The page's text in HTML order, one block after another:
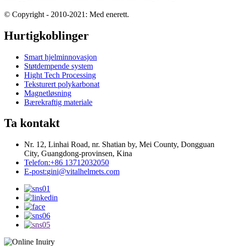
© Copyright - 2010-2021: Med enerett.
Hurtigkoblinger
Smart hjelminnovasjon
Støtdempende system
Hight Tech Processing
Teksturert polykarbonat
Magnetløsning
Bærekraftig materiale
Ta kontakt
Nr. 12, Linhai Road, nr. Shatian by, Mei County, Dongguan
City, Guangdong-provinsen, Kina
Telefon:+86 13712032050
E-post:gini@vitalhelmets.com